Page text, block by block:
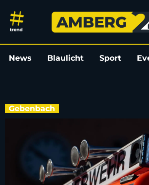
Stromausfall nach
News Blaulicht Sport
Gebenbach